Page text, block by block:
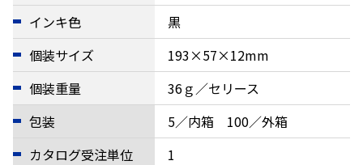
インキ色
黒
個装サイズ
193×57×12mm
個装重量
36ｇ／セリース
包装
5／内箱 100／外箱
カタログ受注単位
1